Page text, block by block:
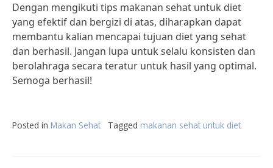
Dengan mengikuti tips makanan sehat untuk diet
yang efektif dan bergizi di atas, diharapkan dapat
membantu kalian mencapai tujuan diet yang sehat
dan berhasil. Jangan lupa untuk selalu konsisten dan
berolahraga secara teratur untuk hasil yang optimal.
Semoga berhasil!
Posted in Makan Sehat Tagged makanan sehat untuk diet